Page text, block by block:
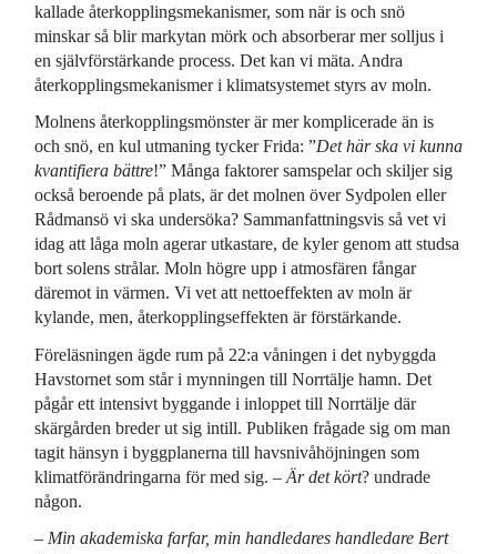
kallade återkopplingsmekanismer, som när is och snö
minskar så blir markytan mörk och absorberar mer solljus i
en självförstärkande process. Det kan vi mäta. Andra
återkopplingsmekanismer i klimatsystemet styrs av moln.
Molnens återkopplingsmönster är mer komplicerade än is
och snö, en kul utmaning tycker Frida: ”Det här ska vi kunna
kvantifiera bättre!” Många faktorer samspelar och skiljer sig
också beroende på plats, är det molnen över Sydpolen eller
Rådmansö vi ska undersöka? Sammanfattningsvis så vet vi
idag att låga moln agerar utkastare, de kyler genom att studsa
bort solens strålar. Moln högre upp i atmosfären fångar
däremot in värmen. Vi vet att nettoeffekten av moln är
kylande, men, återkopplingseffekten är förstärkande.
Föreläsningen ägde rum på 22:a våningen i det nybyggda
Havstornet som står i mynningen till Norrtälje hamn. Det
pågår ett intensivt byggande i inloppet till Norrtälje där
skärgården breder ut sig intill. Publiken frågade sig om man
tagit hänsyn i byggplanerna till havsnivåhöjningen som
klimatförändringarna för med sig. – Är det kört? undrade
någon.
– Min akademiska farfar, min handledares handledare Bert